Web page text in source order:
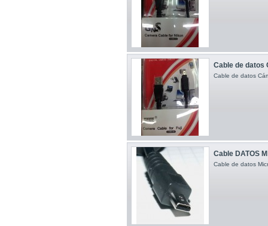
Cable de datos
Cable de datos
Cable DATOS
Cable de datos